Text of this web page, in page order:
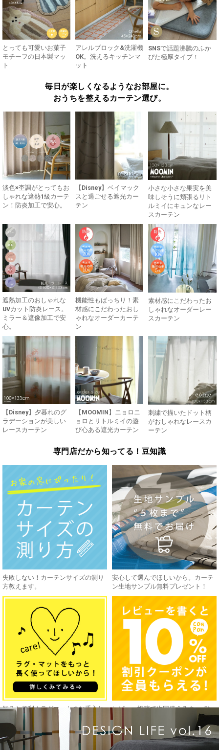
とっても可愛いお菓子
モチーフの日本製マッ
ト
アレルブロック&洗濯機
OK。洗えるキッチンマ
ット
SNSで話題沸騰のふか
ぴた極厚タイプ！
毎日が楽しくなるようなお部屋に。
おうちを整えるカーテン選び。
淡色×杢調がとってもお
しゃれな遮熱1級カーテ
ン！防炎加工で安心。
【Disney】ベイマック
スと過ごせる遮光カー
テン
小さな小さな果実を美
味しそうに頬張るリト
ルミイにキュンなレー
スカーテン
遮熱加工のおしゃれな
UVカット防炎レース。
ミラー＆遮像加工で安
心。
機能性もばっちり！素
材感にこだわったおし
ゃれなオーダーカーテ
ン
素材感にこだわったお
しゃれなオーダーレー
スカーテン
【Disney】夕暮れのグ
ラデーションが美しい
レースカーテン
【MOOMIN】ニョロニ
ョロとリトルミイの遊
び心ある遮光カーテン
刺繍で描いたドット柄
がおしゃれなレースカ
ーテン
専門店だから知ってる！豆知識
失敗しない！カーテンサイズの測り
方教えます。
安心して選んでほしいから。カーテ
ン生地サンプル無料プレゼント！
知ると便利！ラグマットのお手入れ
レビュー投稿で次回使えるクーポン